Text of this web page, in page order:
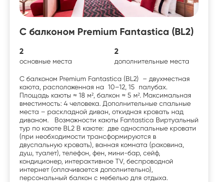
С балконом Premium Fantastica (BL2)
2
основные места
2
дополнительные места
С балконом Premium Fantastica (BL2) – двухместная
каюта, расположенная на 10–12, 15 палубах.
Площадь каюты ≈ 18 м², балкон ≈ 5 м². Максимальная
вместимость: 4 человека. Дополнительные спальные
места – раскладной диван, откидная кровать над
диваном. Возможности каюты Fantastica Виртуальный
тур по каюте BL2 В каюте: две односпальные кровати
(при необходимости трансформируются в
двуспальную кровать), ванная комната (раковина,
душ, туалет), телефон, фен, мини-бар, сейф,
кондиционер, интерактивное TV, беспроводной
интернет (оплачивается дополнительно),
персональный балкон с мебелью для отдыха.